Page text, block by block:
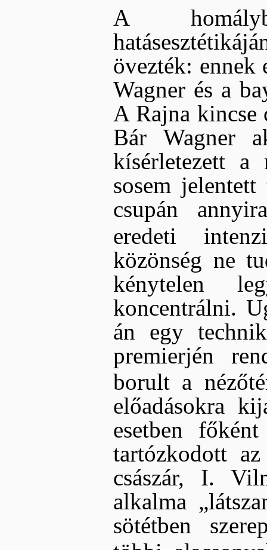
A
övezték: ennek
Wagner és a
A Rajna kincse
Bár Wagner
kísérletezett a
sosem
csupán
eredeti
közönség ne
kénytelen
koncentrálni.
án egy
premierjén
borult a
előadásokra
esetben
tartózkodott
császár, I.
alkalma
sötétben